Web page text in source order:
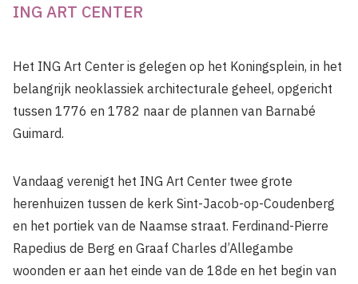
ING ART CENTER
Het ING Art Center is gelegen op het Koningsplein, in het
belangrijk neoklassiek architecturale geheel, opgericht
tussen 1776 en 1782 naar de plannen van Barnabé
Guimard.
Vandaag verenigt het ING Art Center twee grote
herenhuizen tussen de kerk Sint-Jacob-op-Coudenberg
en het portiek van de Naamse straat. Ferdinand-Pierre
Rapedius de Berg en Graaf Charles d’Allegambe
woonden er aan het einde van de 18de en het begin van